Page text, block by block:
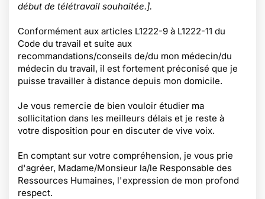
début de télétravail souhaitée.].
Conformément aux articles L1222-9 à L1222-11 du
Code du travail et suite aux
recommandations/conseils de/du mon médecin/du
médecin du travail, il est fortement préconisé que je
puisse travailler à distance depuis mon domicile.
Je vous remercie de bien vouloir étudier ma
sollicitation dans les meilleurs délais et je reste à
votre disposition pour en discuter de vive voix.
En comptant sur votre compréhension, je vous prie
d'agréer, Madame/Monsieur la/le Responsable des
Ressources Humaines, l'expression de mon profond
respect.